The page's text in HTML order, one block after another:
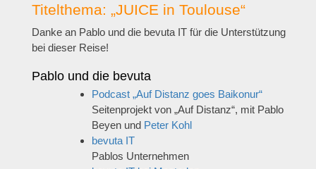
Titelthema: „JUICE in Toulouse“
Danke an Pablo und die bevuta IT für die Unterstützung
bei dieser Reise!
Pablo und die bevuta
Podcast „Auf Distanz goes Baikonur“
Seitenprojekt von „Auf Distanz“, mit Pablo
Beyen und Peter Kohl
bevuta IT
Pablos Unternehmen